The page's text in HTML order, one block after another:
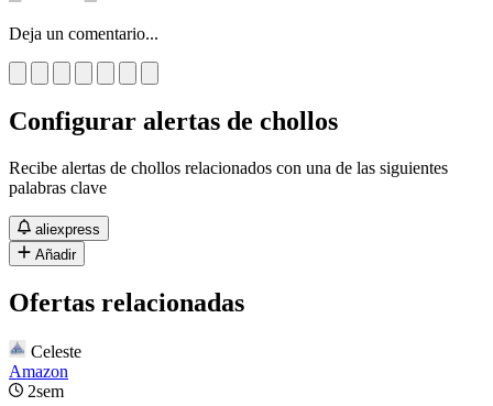
Deja un comentario...
Configurar alertas de chollos
Recibe alertas de chollos relacionados con una de las siguientes
palabras clave
aliexpress
Añadir
Ofertas relacionadas
Celeste
Amazon
2sem